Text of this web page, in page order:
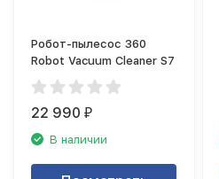
Робот-пылесос 360
Robot Vacuum Cleaner S7
22 990₽
В наличии